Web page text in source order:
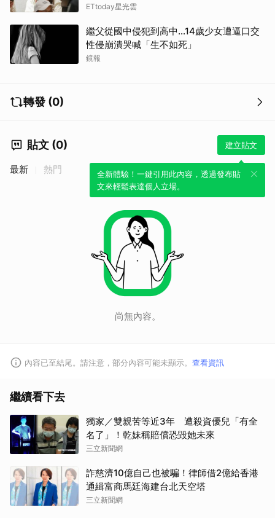
ETtoday星光雲
繼父從國中侵犯到高中…14歲少女遭逼口交
性侵崩潰哭喊「生不如死」
鏡報
轉發 (0)
貼文 (0) 建立貼文
全新體驗！一鍵引用此內容，透過發布貼
文來輕鬆表達個人立場。
最新 熱門
尚無內容。
內容已至結尾。請注意，部分內容可能未顯示。 查看資訊
繼續看下去
獨家／雙親苦等近3年 遭殺資優兒「有全
名了」！乾妹稱賠償恐毀她未來
三立新聞網
詐慈濟10億自己也被騙！律師借2億給香港
通緝富商馬廷海建台北天空塔
三立新聞網